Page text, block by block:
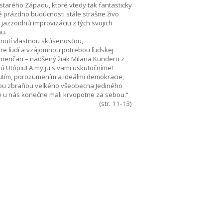
Západu, ktoré vtedy tak fantasticky
prázdno budúcnosti stále strašne živo
improvizáciu z tých svojich
vlastnou skúsenosťou,
ľudí a vzájomnou potrebou ľudskej
– nadšený žiak Milana Kunderu z
Utópiu! A my ju s vami uskutočníme!
porozumením a ideálmi demokracie,
zbraňou veľkého všeobecna Jediného
nás konečne mali krvopotne za sebou.“
(str. 11-13)